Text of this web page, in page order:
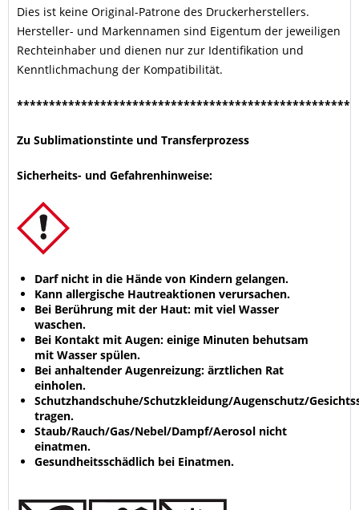
Dies ist keine Original-Patrone des Druckerherstellers.
Hersteller- und Markennamen sind Eigentum der jeweiligen
Rechteinhaber und dienen nur zur Identifikation und
Kenntlichmachung der Kompatibilität.
****************************************************
Zu Sublimationstinte und Transferprozess
Sicherheits- und Gefahrenhinweise:
Darf nicht in die Hände von Kindern gelangen.
Kann allergische Hautreaktionen verursachen.
Bei Berührung mit der Haut: mit viel Wasser
waschen.
Bei Kontakt mit Augen: einige Minuten behutsam
mit Wasser spülen.
Bei anhaltender Augenreizung: ärztlichen Rat
einholen.
Schutzhandschuhe/Schutzkleidung/Augenschutz/
tragen.
Staub/Rauch/Gas/Nebel/Dampf/Aerosol nicht
einatmen.
Gesundheitsschädlich bei Einatmen.